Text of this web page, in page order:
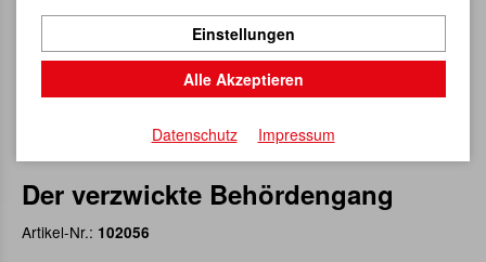
Der verzwickte Behördengang
Artikel-Nr.: 102056
Einstellungen
Alle Akzeptieren
Datenschutz Impressum